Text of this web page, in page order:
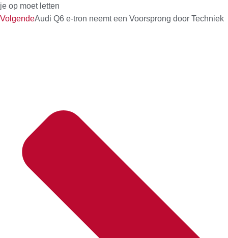
je op moet letten
VolgendeAudi Q6 e-tron neemt een Voorsprong door Techniek